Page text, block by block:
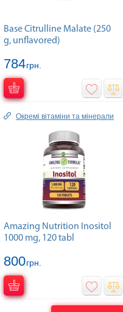
Base Citrulline Malate (250
g, unflavored)
784грн.
Окремі вітаміни та мінерали
Amazing Nutrition Inositol
1000 mg, 120 tabl
800грн.